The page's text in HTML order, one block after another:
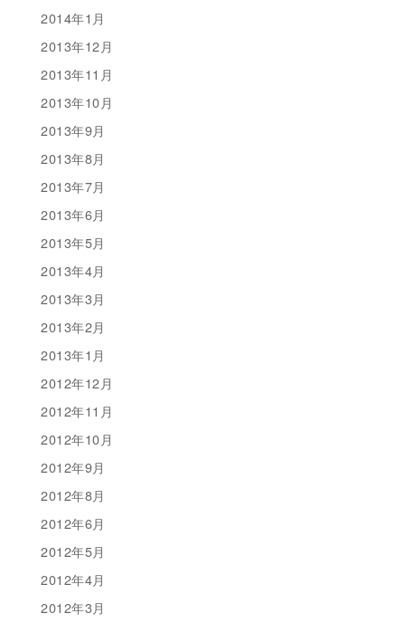
2014年1月
2013年12月
2013年11月
2013年10月
2013年9月
2013年8月
2013年7月
2013年6月
2013年5月
2013年4月
2013年3月
2013年2月
2013年1月
2012年12月
2012年11月
2012年10月
2012年9月
2012年8月
2012年6月
2012年5月
2012年4月
2012年3月